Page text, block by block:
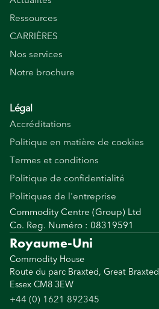
Ressources
CARRIÈRES
Nos services
Notre brochure
Légal
Accréditations
Politique en matière de cookies
Termes et conditions
Politique de confidentialité
Politiques de l'entreprise
Commodity Centre (Group) Ltd
Co. Reg. Numéro : 08319591
Royaume-Uni
Commodity House
Route du parc Braxted, Great Braxted
Essex CM8 3EW
+44 (0) 1621 892345